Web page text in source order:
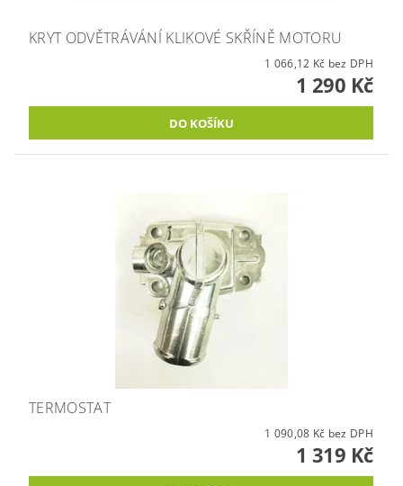
KRYT ODVĚTRÁVÁNÍ KLIKOVÉ SKŘÍNĚ MOTORU
1 066,12 Kč bez DPH
1 290 Kč
TERMOSTAT
1 090,08 Kč bez DPH
1 319 Kč